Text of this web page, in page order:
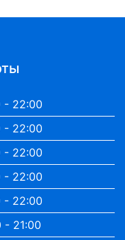
- 22:00
- 22:00
- 22:00
- 22:00
- 22:00
- 21:00